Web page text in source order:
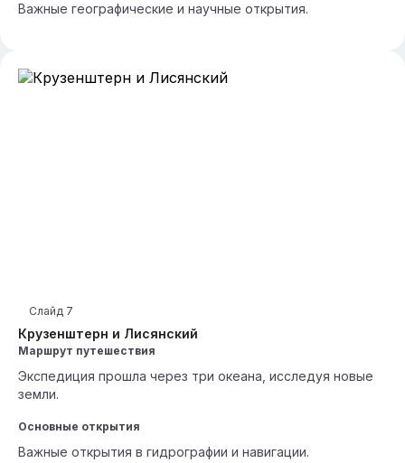
Важные географические и научные открытия.
Крузенштерн и Лисянский
Слайд 7
Маршрут путешествия
Экспедиция прошла через три океана, исследуя новые
земли.
Основные открытия
Важные открытия в гидрографии и навигации.